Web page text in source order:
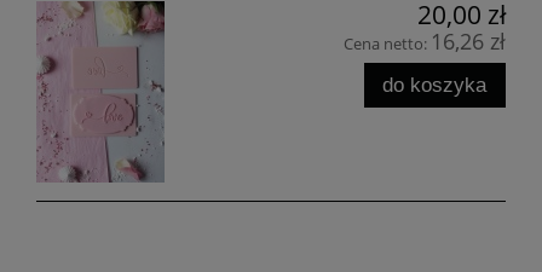
20,00 zł
Cena netto: 16,26 zł
do koszyka